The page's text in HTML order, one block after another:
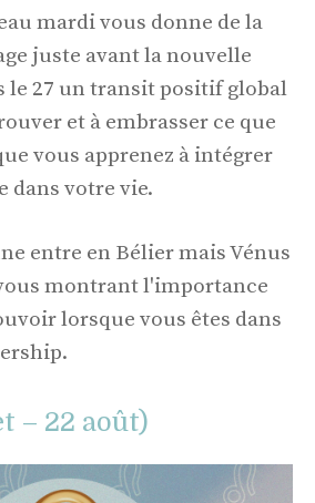
mardi vous donne de la
juste avant la nouvelle
le 27 un transit positif global
et à embrasser ce que
vous apprenez à intégrer
dans votre vie.
entre en Bélier mais Vénus
montrant l'importance
lorsque vous êtes dans
– 22 août)